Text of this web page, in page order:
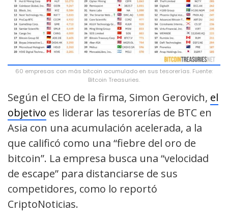
60 empresas con más bitcoin acumulado en sus tesorerías. Fuente:
Bitcoin Treasuries.
Según el CEO de la firma, Simon Gerovich, el
objetivo es liderar las tesorerías de BTC en
Asia con una acumulación acelerada, a la
que calificó como una “fiebre del oro de
bitcoin”. La empresa busca una “velocidad
de escape” para distanciarse de sus
competidores, como lo reportó
CriptoNoticias.